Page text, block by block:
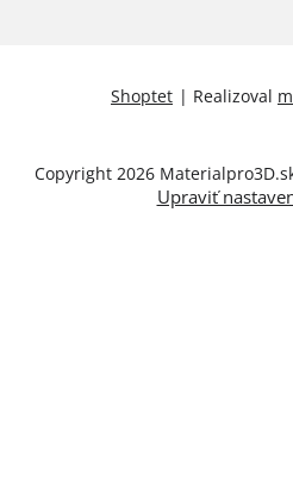
Shoptet | Realizoval
Copyright 2026
Upraviť